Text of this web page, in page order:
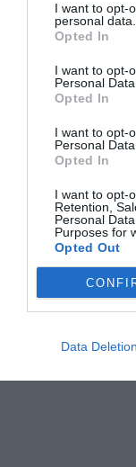
I want to opt-
personal data.
Opted In
I want to opt-
Personal Data.
Opted In
I want to opt-
Personal
Opted In
I want to opt-
Retention,
Personal
Purposes for
Opted Out
Data Deletion